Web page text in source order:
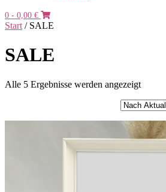
0 - 0,00 €
Start / SALE
SALE
Alle 5 Ergebnisse werden angezeigtNach
sortiert